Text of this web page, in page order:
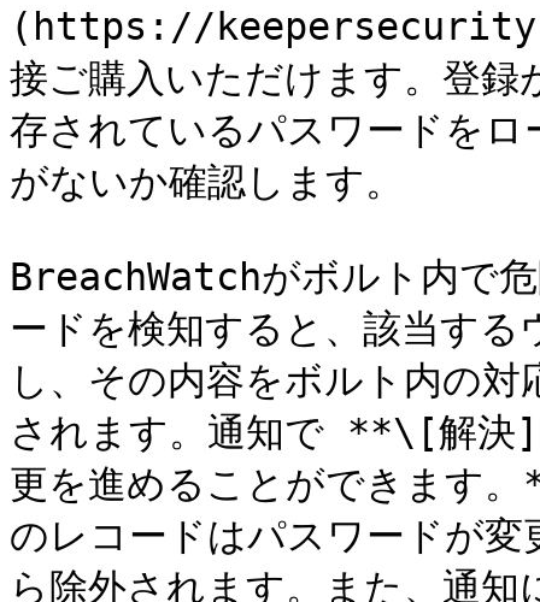
(https://
接ご購入いただけます。登
存されているパスワードを
がないか確認します。
BreachWatchがボルト内で
ードを検知すると、該当す
し、その内容をボルト内の
されます。通知で **\[解決
更を進めることができます
のレコードはパスワードが
ら除外されます。また、通